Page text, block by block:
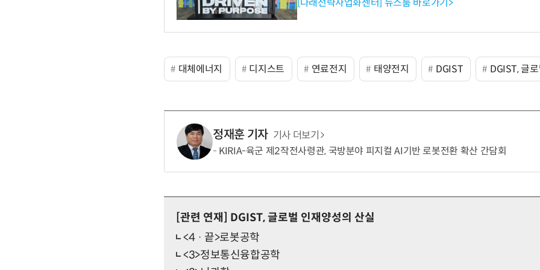
[다래전략사업화센터] 뉴스룸 바로가기>
대체에너지 디지스트 연료전지 태양전지 DGIST DGIST, 글
정재훈 기자 기사 더보기
KIRIA-육군 제2작전사령관, 국방분야 피지컬 AI기반 로봇전환 확산 간담회
[관련 연재]
DGIST, 글로벌 인재양성의 산실
<4 · 끝>로봇공학
<3>정보통신융합공학